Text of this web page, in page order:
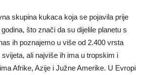
skupina kukaca koja se pojavila prije
što znači da su dijelile planetu s
ih poznajemo u više od 2.400 vrsta
ali najviše ih ima u tropskim i
Afrike, Azije i Južne Amerike. U Evropi